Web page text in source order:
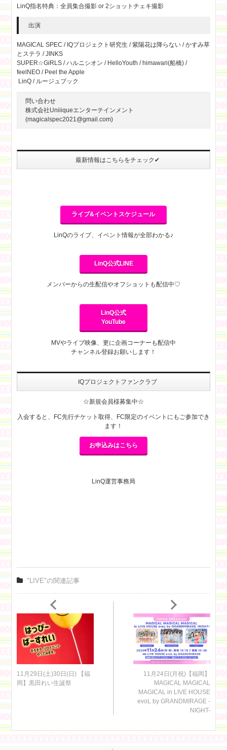
LinQ指名特典：全員集合撮影 or 2ショットチェキ撮影
出演
MAGICAL SPEC / IQプロジェクト研究生 / 紫陽花は降らない / かすみ草
とステラ / JINKS
SUPER☆GiRLS / ハルニシオン / HelloYouth / himawari(船橋) /
feelNEO / Peel the Apple
LinQ / ルージュブック
問い合わせ
株式会社Uniiiqueエンターテインメント
(magicalspec2021@gmail.com)
最新情報はこちらをチェック✔
ライブ&イベントスケジュール
LinQのライブ、イベント情報が全部わかる♪
LinQ公式LINE
メンバーからの生配信やオフショットも配信中♡
LinQ公式
YouTube
MVやライブ映像、更に企画コーナーも配信中
チャンネル登録お願いします！
IQプロジェクトファンクラブ
☆新規会員様募集中☆
入会すると、FC先行チケット取得、FC限定のイベントにもご参加でき
ます！
お申込みはこちら
LinQ運営事務局
"LIVE"の関連記事
11月29日(土)30日(日) 【福
岡】黒田れい生誕祭
11月24日(月祝)【福岡】
MAGICAL MAGICAL
MAGICAL in LIVE HOUSE
evoL by GRANDMIRAGE -
NIGHT-